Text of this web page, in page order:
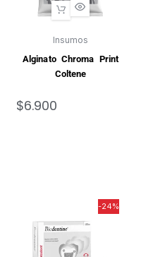
Insumos
Alginato Chroma Print
Coltene
$6.900
-24%